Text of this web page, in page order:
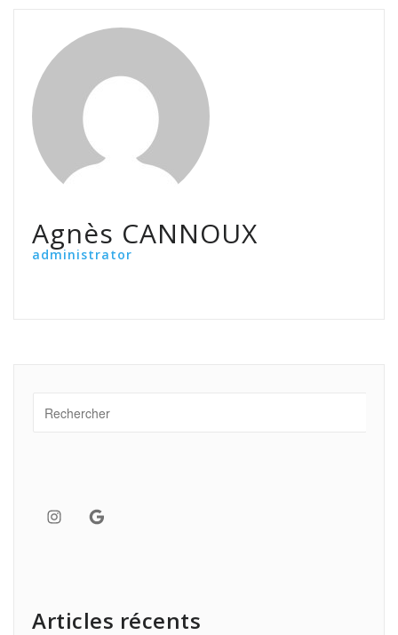
Agnès CANNOUX
administrator
Instagram
Google
Articles récents